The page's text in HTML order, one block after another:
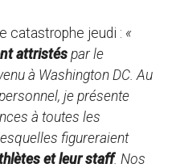
catastrophe jeudi : «
attristés par le
à Washington DC. Au
je présente
à toutes les
figureraient
et leur staff. Nos